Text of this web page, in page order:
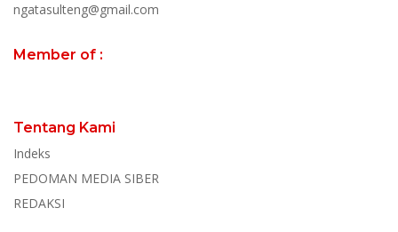
ngatasulteng@gmail.com
Member of :
Tentang Kami
Indeks
PEDOMAN MEDIA SIBER
REDAKSI